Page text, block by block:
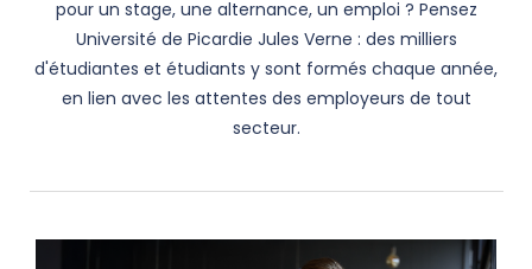
pour un stage, une alternance, un emploi ? Pensez
Université de Picardie Jules Verne : des milliers
d'étudiantes et étudiants y sont formés chaque année,
en lien avec les attentes des employeurs de tout
secteur.